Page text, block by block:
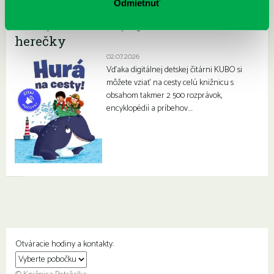
Odmietnuť
Kubo detská čitáreň má novinku!
herečky
02.07.2026
Vďaka digitálnej detskej čitárni KUBO si
môžete vziať na cesty celú knižnicu s
obsahom takmer 2 500 rozprávok,
encyklopédií a príbehov….
Otváracie hodiny a kontakty: